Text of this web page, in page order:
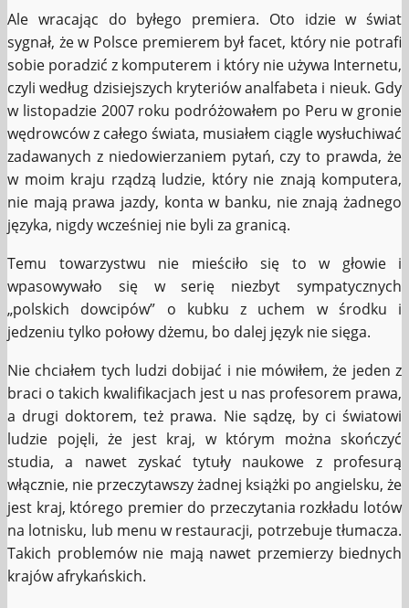
Ale wracając do byłego premiera. Oto idzie w świat
sygnał, że w Polsce premierem był facet, który nie potrafi
sobie poradzić z komputerem i który nie używa Internetu,
czyli według dzisiejszych kryteriów analfabeta i nieuk. Gdy
w listopadzie 2007 roku podróżowałem po Peru w gronie
wędrowców z całego świata, musiałem ciągle wysłuchiwać
zadawanych z niedowierzaniem pytań, czy to prawda, że
w moim kraju rządzą ludzie, który nie znają komputera,
nie mają prawa jazdy, konta w banku, nie znają żadnego
języka, nigdy wcześniej nie byli za granicą.
Temu towarzystwu nie mieściło się to w głowie i
wpasowywało się w serię niezbyt sympatycznych
„polskich dowcipów” o kubku z uchem w środku i
jedzeniu tylko połowy dżemu, bo dalej język nie sięga.
Nie chciałem tych ludzi dobijać i nie mówiłem, że jeden z
braci o takich kwalifikacjach jest u nas profesorem prawa,
a drugi doktorem, też prawa. Nie sądzę, by ci światowi
ludzie pojęli, że jest kraj, w którym można skończyć
studia, a nawet zyskać tytuły naukowe z profesurą
włącznie, nie przeczytawszy żadnej książki po angielsku, że
jest kraj, którego premier do przeczytania rozkładu lotów
na lotnisku, lub menu w restauracji, potrzebuje tłumacza.
Takich problemów nie mają nawet przemierzy biednych
krajów afrykańskich.